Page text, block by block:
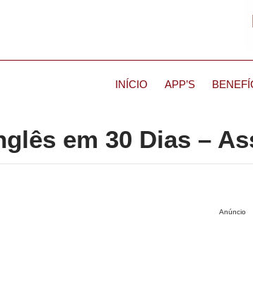
INÍCIO APP’S
em 30 Dias –
Anúncio